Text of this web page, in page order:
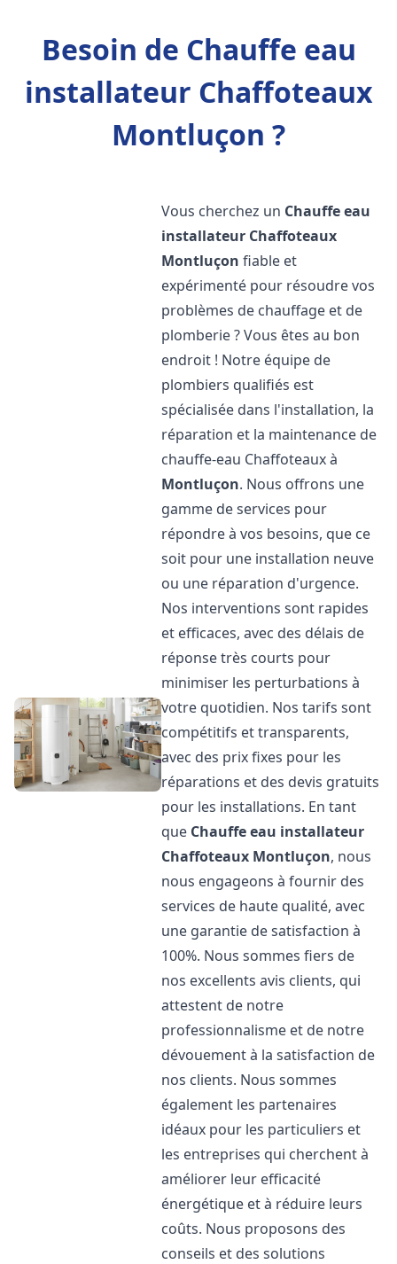
Besoin de Chauffe eau
installateur Chaffoteaux
Montluçon ?
Vous cherchez un Chauffe eau
installateur Chaffoteaux
Montluçon fiable et
expérimenté pour résoudre vos
problèmes de chauffage et de
plomberie ? Vous êtes au bon
endroit ! Notre équipe de
plombiers qualifiés est
spécialisée dans l'installation, la
réparation et la maintenance de
chauffe-eau Chaffoteaux à
Montluçon. Nous offrons une
gamme de services pour
répondre à vos besoins, que ce
soit pour une installation neuve
ou une réparation d'urgence.
Nos interventions sont rapides
et efficaces, avec des délais de
réponse très courts pour
minimiser les perturbations à
votre quotidien. Nos tarifs sont
compétitifs et transparents,
avec des prix fixes pour les
réparations et des devis gratuits
pour les installations. En tant
que Chauffe eau installateur
Chaffoteaux Montluçon, nous
nous engageons à fournir des
services de haute qualité, avec
une garantie de satisfaction à
100%. Nous sommes fiers de
nos excellents avis clients, qui
attestent de notre
professionnalisme et de notre
dévouement à la satisfaction de
nos clients. Nous sommes
également les partenaires
idéaux pour les particuliers et
les entreprises qui cherchent à
améliorer leur efficacité
énergétique et à réduire leurs
coûts. Nous proposons des
conseils et des solutions